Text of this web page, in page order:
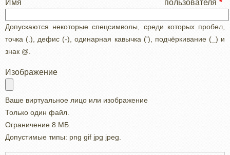
Имя пользователя
Допускаются некоторые спецсимволы, среди которых пробел,
точка (.), дефис (-), одинарная кавычка ('), подчёркивание (_) и
знак @.
Изображение
Ваше виртуальное лицо или изображение
Только один файл.
Ограничение 8 МБ.
Допустимые типы: png gif jpg jpeg.